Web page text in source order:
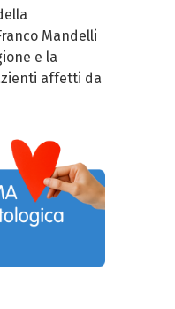
Mandelli
e la
affetti da